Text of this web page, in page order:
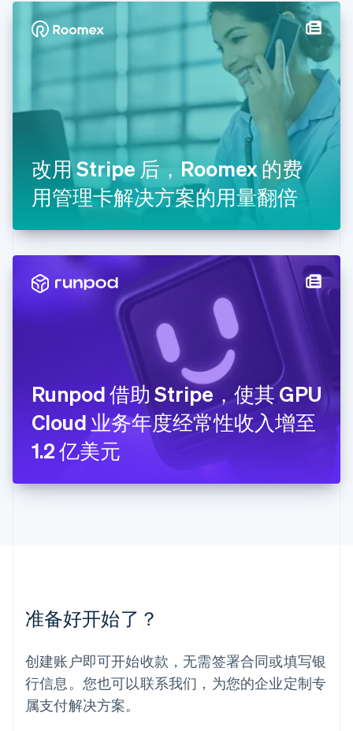
改用 Stripe 后，Roomex 的费
用管理卡解决方案的用量翻倍
Runpod 借助 Stripe，使其 GPU
Cloud 业务年度经常性收入增至
1.2 亿美元
准备好开始了？
创建账户即可开始收款，无需签署合同或填写银
行信息。您也可以联系我们，为您的企业定制专
属支付解决方案。
德国
Deutsch
English
English Svenska
荷兰
Nederlands English
加拿大
English Français
捷克
克罗地亚
拉脱维亚
English
立陶宛
English
罗马尼亚
English
马尔他
English
马来西亚
English 简体中文
美国
日本
日本語English
SvenskaEnglish
瑞士
DeutschFrançais ItalianoEnglish
塞浦路斯